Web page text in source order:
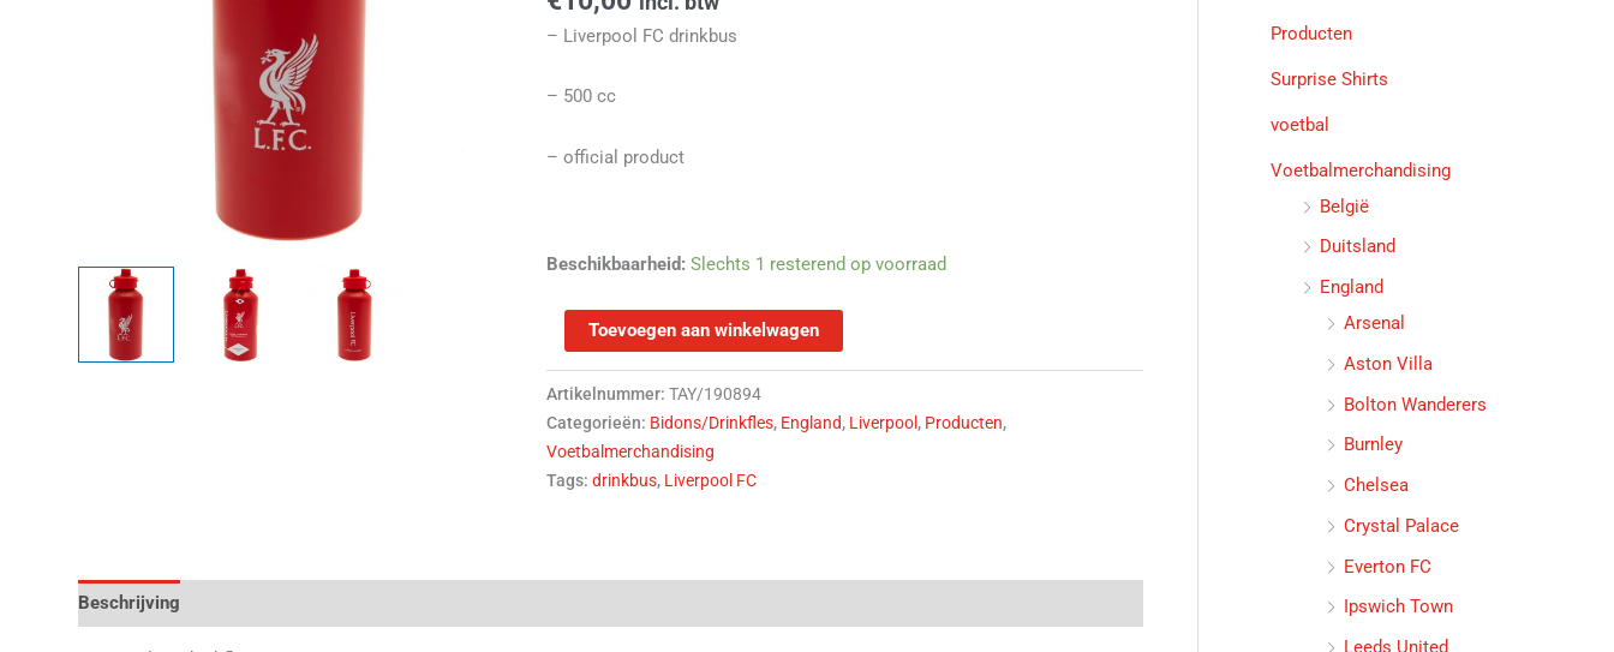
– Liverpool FC drinkbus
– 500 cc
– official product
Beschikbaarheid: Slechts 1 resterend op voorraad
Toevoegen aan winkelwagen
Artikelnummer:TAY/190894
Categorieën: Bidons/Drinkfles, England, Liverpool , Producten,
Voetbalmerchandising
Tags:drinkbus, Liverpool FC
Beschrijving
Producten
Surprise Shirts
voetbal
Voetbalmerchandising
België
Duitsland
England
Arsenal
Aston Villa
Bolton Wanderers
Burnley
Chelsea
Crystal Palace
Everton FC
Ipswich Town
Leeds United